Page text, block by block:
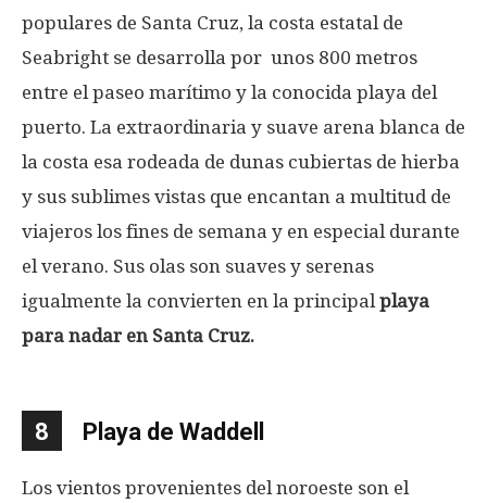
populares de Santa Cruz, la costa estatal de
Seabright se desarrolla por unos 800 metros
entre el paseo marítimo y la conocida playa del
puerto. La extraordinaria y suave arena blanca de
la costa esa rodeada de dunas cubiertas de hierba
y sus sublimes vistas que encantan a multitud de
viajeros los fines de semana y en especial durante
el verano. Sus olas son suaves y serenas
igualmente la convierten en la principalplaya
para nadar en Santa Cruz.
8 Playa de Waddell
Los vientos provenientes del noroeste son el